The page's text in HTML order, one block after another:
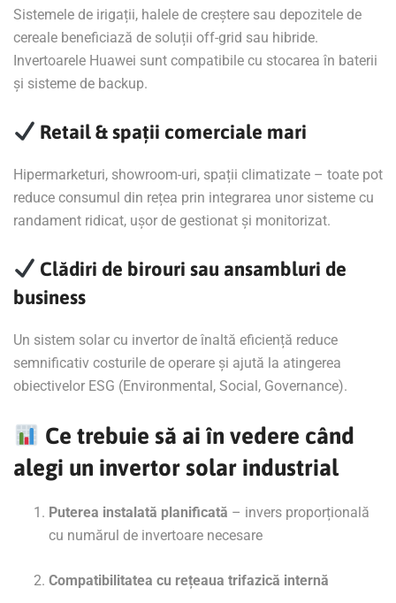
Sistemele de irigații, halele de creștere sau depozitele de
cereale beneficiază de soluții off-grid sau hibride.
Invertoarele Huawei sunt compatibile cu stocarea în baterii
și sisteme de backup.
Retail & spații comerciale mari
Hipermarketuri, showroom-uri, spații climatizate – toate pot
reduce consumul din rețea prin integrarea unor sisteme cu
randament ridicat, ușor de gestionat și monitorizat.
Clădiri de birouri sau ansambluri de
business
Un sistem solar cu invertor de înaltă eficiență reduce
semnificativ costurile de operare și ajută la atingerea
obiectivelor ESG (Environmental, Social, Governance).
Ce trebuie să ai în vedere când
alegi un invertor solar industrial
Puterea instalată planificată – invers proporțională
cu numărul de invertoare necesare
Compatibilitatea cu rețeaua trifazică internă